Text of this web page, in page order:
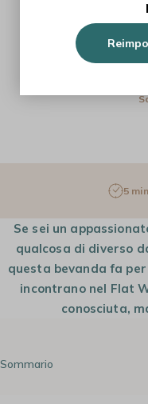
LA
5 min.
Se sei un
qualcosa di diverso
questa bevanda fa per
incontrano nel Flat
conosciuta,
Sommario